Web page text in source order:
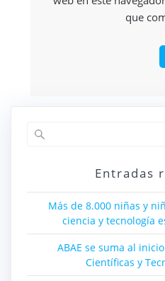
que
Entradas
Más de 8.000 niñas y
ciencia y tecnología
ABAE se suma al
Científicas y